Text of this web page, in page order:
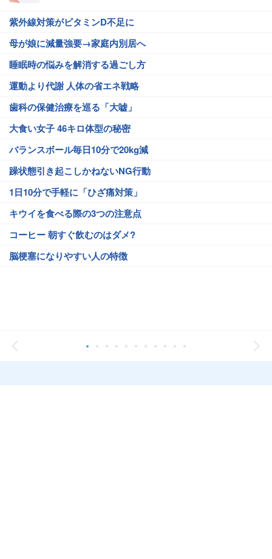
紫外線対策がビタミンD不足に
母が娘に減量強要→家庭内別居へ
睡眠時の悩みを解消する過ごし方
運動より代謝 人体の省エネ戦略
歯科の保健治療を巡る「大嘘」
大食い女子 46キロ体型の秘密
バランスボール毎日10分で20kg減
躁状態引き起こしかねないNG行動
1日10分で手軽に「ひざ痛対策」
キウイを食べる際の3つの注意点
コーヒー 朝すぐ飲むのはダメ?
脳梗塞になりやすい人の特徴